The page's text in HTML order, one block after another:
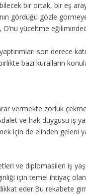
bir ortak, bir eş
gördüğü gözle
yüceltme
son derece
bazı kuralların
vermekte zorluk
ve hak duygusu iş
için de elinden geleni
ve diplomasileri iş
için temel ihtiyaç
eder.Bu rekabete